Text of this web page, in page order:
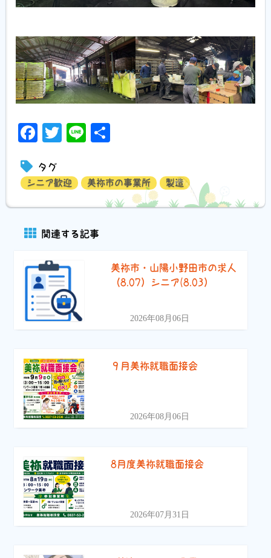
Facebook
Twitter
Line
タグ
シニア歓迎 美祢市の事業所 製造
関連する記事
美祢市・山陽小野田市の求人
（8.07）シニア(8.03）
2026年08月06日
９月美祢就職面接会
2026年08月06日
8月度美祢就職面接会
2026年07月31日